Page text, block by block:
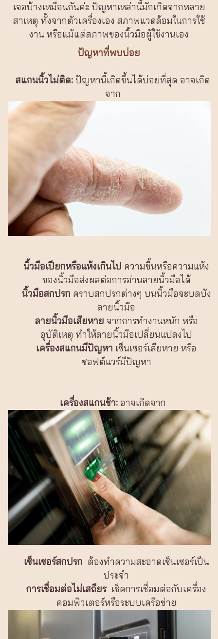
เจอบ้างเหมือนกันค่ะ ปัญหาเหล่านี้มักเกิดจากหลาย
สาเหตุ ทั้งจากตัวเครื่องเอง สภาพแวดล้อมในการใช้
งาน หรือแม้แต่สภาพของนิ้วมือผู้ใช้งานเอง
ปัญหาที่พบบ่อย
สแกนนิ้วไม่ติด:ปัญหานี้เกิดขึ้นได้บ่อยที่สุด อาจเกิด
จาก
นิ้วมือเปียกหรือแห้งเกินไป ความชื้นหรือความแห้ง
ของนิ้วมือส่งผลต่อการอ่านลายนิ้วมือได้
นิ้วมือสกปรก คราบสกปรกต่างๆ บนนิ้วมือจะบดบัง
ลายนิ้วมือ
ลายนิ้วมือเสียหาย จากการทำงานหนัก หรือ
อุบัติเหตุ ทำให้ลายนิ้วมือเปลี่ยนแปลงไป
เครื่องสแกนมีปัญหา เซ็นเซอร์เสียหาย หรือ
ซอฟต์แวร์มีปัญหา
เครื่องสแกนช้า:อาจเกิดจาก
เซ็นเซอร์สกปรก ต้องทำความสะอาดเซ็นเซอร์เป็น
ประจำ
การเชื่อมต่อไม่เสถียร เช็คการเชื่อมต่อกับเครื่อง
คอมพิวเตอร์หรือระบบเครือข่าย